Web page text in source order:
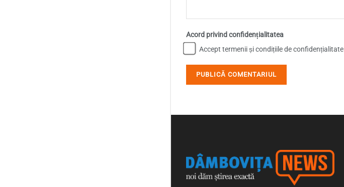
Acord privind confidențialitatea
Accept termenii și condițiile de confidențialitate